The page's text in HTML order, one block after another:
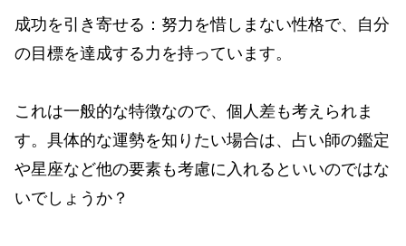
成功を引き寄せる：努力を惜しまない性格で、自分
の目標を達成する力を持っています。
これは一般的な特徴なので、個人差も考えられま
す。具体的な運勢を知りたい場合は、占い師の鑑定
や星座など他の要素も考慮に入れるといいのではな
いでしょうか？